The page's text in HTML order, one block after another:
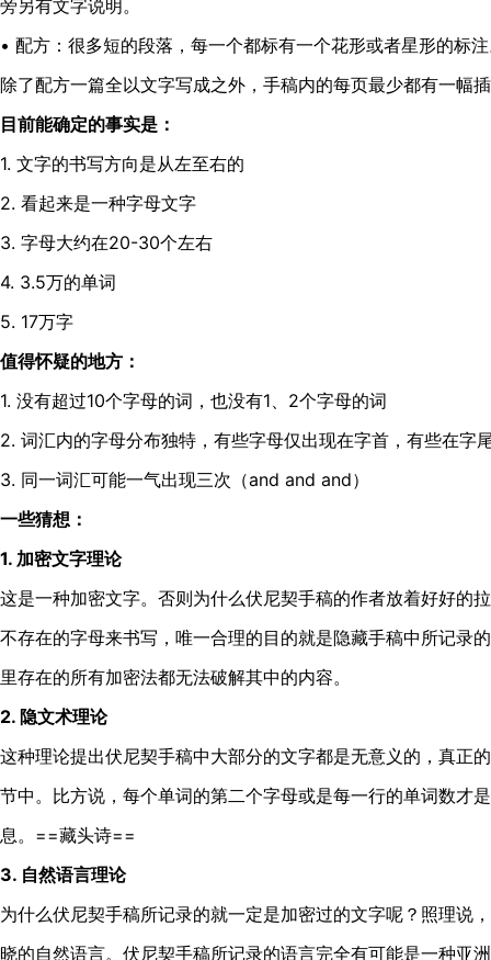
旁另有文字说明。
• 配方：很多短的段落，每一个都标有一个花形或者星形的标
除了配方一篇全以文字写成之外，手稿内的每页最少都有一幅
目前能确定的事实是：
1. 文字的书写方向是从左至右的
2. 看起来是一种字母文字
3. 字母大约在20-30个左右
4. 3.5万的单词
5. 17万字
值得怀疑的地方：
1. 没有超过10个字母的词，也没有1、2个字母的词
2. 词汇内的字母分布独特，有些字母仅出现在字首，有些在字
3. 同一词汇可能一气出现三次（and and and）
一些猜想：
1. 加密文字理论
这是一种加密文字。否则为什么伏尼契手稿的作者放着好好的
不存在的字母来书写，唯一合理的目的就是隐藏手稿中所记录
里存在的所有加密法都无法破解其中的内容。
2. 隐文术理论
这种理论提出伏尼契手稿中大部分的文字都是无意义的，真正
节中。比方说，每个单词的第二个字母或是每一行的单词数才
息。==藏头诗==
3. 自然语言理论
为什么伏尼契手稿所记录的就一定是加密过的文字呢？照理说
晓的自然语言。伏尼契手稿所记录的语言完全有可能是一种亚